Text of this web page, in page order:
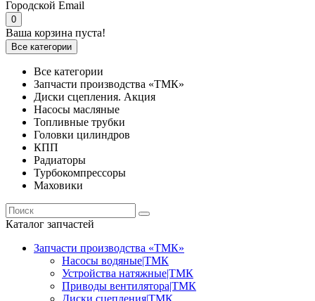
Городской Email
0
Ваша корзина пуста!
Все категории
Все категории
Запчасти производства «ТМК»
Диски сцепления. Акция
Насосы масляные
Топливные трубки
Головки цилиндров
КПП
Радиаторы
Турбокомпрессоры
Маховики
Каталог запчастей
Запчасти производства «ТМК»
Насосы водяные|ТМК
Устройства натяжные|ТМК
Приводы вентилятора|ТМК
Диски сцепления|ТМК